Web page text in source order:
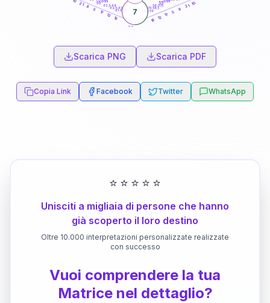
60
56-57,5
57,5-58,5
58,5-59
61-62,5
62,5-63,5
63,5-64 10
21
8
5
17
12
19
19
12
17
5
8
21
7
55anni
65anni
Scarica PNG Scarica PDF
Copia Link Facebook Twitter WhatsApp
⭐ ⭐ ⭐ ⭐ ⭐
Unisciti a migliaia di persone che hanno
già scoperto il loro destino
Oltre 10.000 interpretazioni personalizzate realizzate
con successo
Vuoi comprendere la tua
Matrice nel dettaglio?